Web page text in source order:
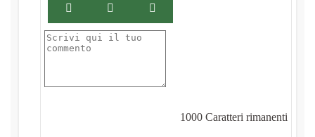
1000 Caratteri rimanenti